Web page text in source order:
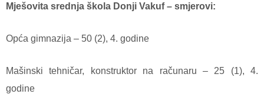
Mješovita srednja škola Donji Vakuf – smjerovi:
Opća gimnazija – 50 (2), 4. godine
Mašinski tehničar, konstruktor na računaru – 25 (1), 4.
godine